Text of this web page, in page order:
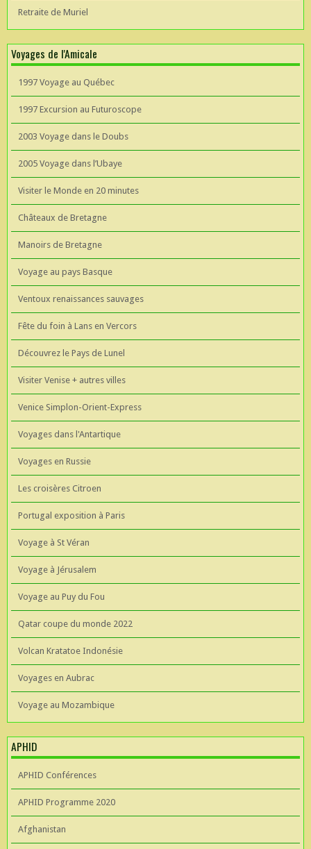
Retraite de Muriel
Voyages de l'Amicale
1997 Voyage au Québec
1997 Excursion au Futuroscope
2003 Voyage dans le Doubs
2005 Voyage dans l’Ubaye
Visiter le Monde en 20 minutes
Châteaux de Bretagne
Manoirs de Bretagne
Voyage au pays Basque
Ventoux renaissances sauvages
Fête du foin à Lans en Vercors
Découvrez le Pays de Lunel
Visiter Venise + autres villes
Venice Simplon-Orient-Express
Voyages dans l'Antartique
Voyages en Russie
Les croisères Citroen
Portugal exposition à Paris
Voyage à St Véran
Voyage à Jérusalem
Voyage au Puy du Fou
Qatar coupe du monde 2022
Volcan Kratatoe Indonésie
Voyages en Aubrac
Voyage au Mozambique
APHID
APHID Conférences
APHID Programme 2020
Afghanistan